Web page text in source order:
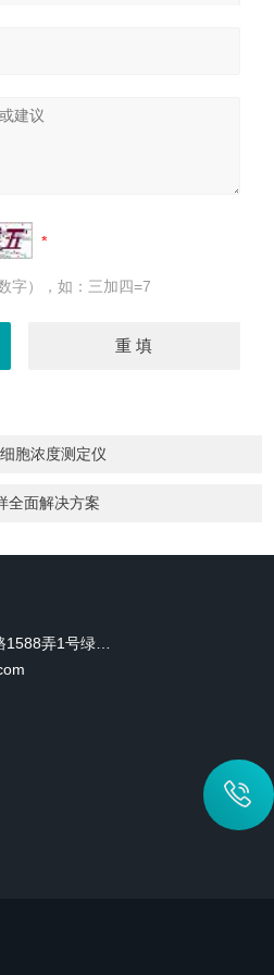
字），如：三加四=7
胞浓度测定仪
全面解决方案
地址：上海市奉贤区望园南路1588弄1号绿地未来中心A3 2110室